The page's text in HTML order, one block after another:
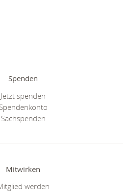
Spenden
Jetzt spenden
Spendenkonto
Sachspenden
Mitwirken
werden